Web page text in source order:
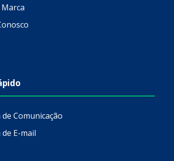
Comunicação
E-mail